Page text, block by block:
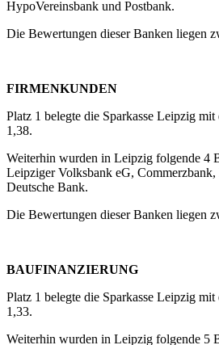
HypoVereinsbank und Postbank.
Die Bewertungen dieser Banken liegen
FIRMENKUNDEN
Platz 1 belegte die Sparkasse Leipzig mit
1,38.
Weiterhin wurden in Leipzig folgende 4
Leipziger Volksbank eG,
Deutsche Bank.
Die Bewertungen dieser Banken liegen
BAUFINANZIERUNG
Platz 1 belegte die Sparkasse Leipzig mit
1,33.
Weiterhin wurden in Leipzig folgende 5